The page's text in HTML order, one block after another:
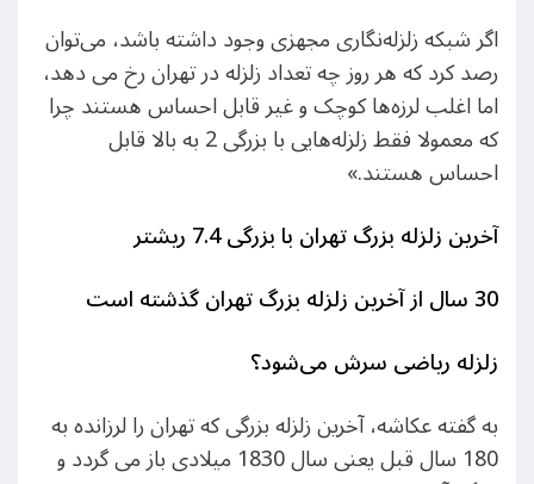
اگر شبکه زلزله‌نگاری مجهزی وجود داشته باشد، می‌توان
رصد کرد که هر روز چه تعداد زلزله در تهران رخ می دهد،
اما اغلب لرزه‌ها کوچک و غیر قابل احساس هستند چرا
که معمولا فقط زلزله‌هایی با بزرگی 2 به بالا قابل
احساس هستند.»
آخرین زلزله بزرگ تهران با بزرگی 7.4 ریشتر
30سال از آخرین زلزله بزرگ تهران گذشته است
زلزله ریاضی سرش می‌شود؟
به گفته عکاشه، آخرین زلزله‌ بزرگی که تهران را لرزانده به
180 سال قبل یعنی سال 1830 میلادی باز می گردد و